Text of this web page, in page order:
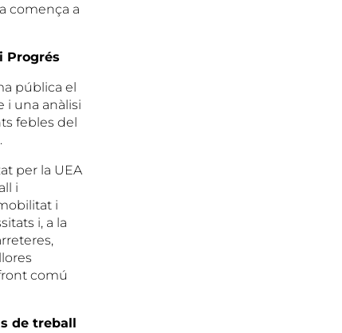
comença a
Progrés
pública el
i una anàlisi
febles del
per la UEA
i
i
i, a la
comú
de treball